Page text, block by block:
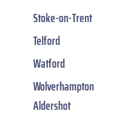
Stoke-on-Trent
Telford
Watford
Wolverhampton
Aldershot